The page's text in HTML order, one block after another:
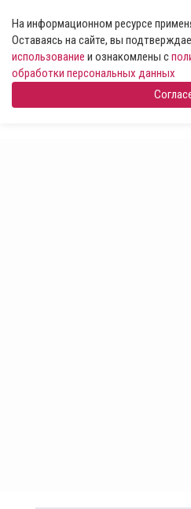
На информационном ресурсе
Оставаясь на сайте, вы
использование и ознакомлены с
обработки персональных данных